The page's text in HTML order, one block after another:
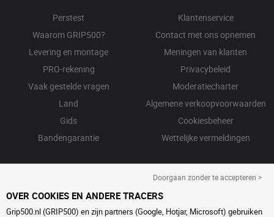
Perstest
Waarom GRIP500?
Levering en montage
PRO-rekening
Vaak gestelde vragen
Land
Gids
Bandengarantie
Klantenservice
Contact met ons opnemen
Meningen van klanten
Privacybeleid
Moderatiecharter
Algemene verkoopvoorwaarden
Cookiesbeheer
Wettelijke vermeldingen
Doorgaan zonder te accepteren >
OVER COOKIES EN ANDERE TRACERS
Grip500.nl (GRIP500) en zijn partners (Google, Hotjar, Microsoft) gebruiken